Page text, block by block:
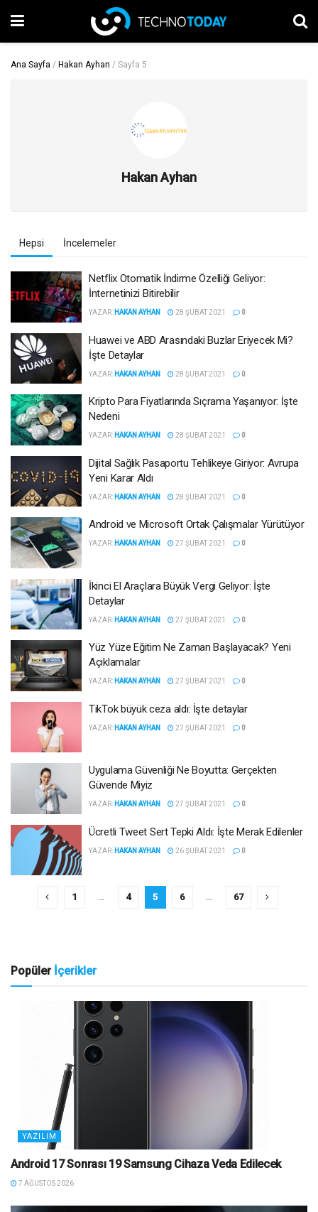
Ana Sayfa / Hakan Ayhan / Sayfa 5
Hakan Ayhan
Hepsi İncelemeler
Netflix Otomatik İndirme Özelliği Geliyor:
İnternetinizi Bitirebilir
YAZAR: HAKAN AYHAN 28 ŞUBAT 2021 0
Huawei ve ABD Arasındaki Buzlar Eriyecek Mi?
İşte Detaylar
YAZAR: HAKAN AYHAN 28 ŞUBAT 2021 0
Kripto Para Fiyatlarında Sıçrama Yaşanıyor: İşte
Nedeni
YAZAR: HAKAN AYHAN 28 ŞUBAT 2021 0
Dijital Sağlık Pasaportu Tehlikeye Giriyor: Avrupa
Yeni Karar Aldı
YAZAR: HAKAN AYHAN 28 ŞUBAT 2021 0
Android ve Microsoft Ortak Çalışmalar Yürütüyor
YAZAR: HAKAN AYHAN 27 ŞUBAT 2021 0
İkinci El Araçlara Büyük Vergi Geliyor: İşte
Detaylar
YAZAR: HAKAN AYHAN 27 ŞUBAT 2021 0
Yüz Yüze Eğitim Ne Zaman Başlayacak? Yeni
Açıklamalar
YAZAR: HAKAN AYHAN 27 ŞUBAT 2021 0
TikTok büyük ceza aldı: İşte detaylar
YAZAR: HAKAN AYHAN 27 ŞUBAT 2021 0
Uygulama Güvenliği Ne Boyutta: Gerçekten
Güvende Miyiz
YAZAR: HAKAN AYHAN 27 ŞUBAT 2021 0
Ücretli Tweet Sert Tepki Aldı: İşte Merak Edilenler
YAZAR: HAKAN AYHAN 26 ŞUBAT 2021 0
1 … 4 5 6 … 67
Popüler İçerikler
YAZILIM
Android 17 Sonrası 19 Samsung Cihaza Veda Edilecek
7 AĞUSTOS 2026